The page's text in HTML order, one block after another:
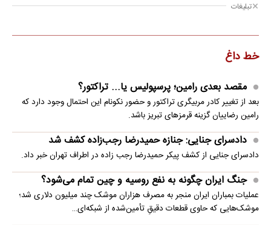
تبلیغات
خط داغ
مقصد بعدی رامین؛ پرسپولیس یا... تراکتور؟
بعد از تغییر کادر مربیگری تراکتور و حضور نکونام این احتمال وجود دارد که
رامین رضاییان گزینه قرمزهای تبریز باشد.
دادسرای جنایی: جنازه حمیدرضا رجب‌زاده کشف شد
دادسرای جنایی از کشف پیکر حمیدرضا رجب زاده در اطراف تهران خبر داد.
جنگ ایران چگونه به نفع روسیه و چین تمام می‌شود؟
عملیات بمباران ایران منجر به مصرف هزاران موشک چند میلیون دلاری شد؛
موشک‌هایی که حاوی قطعات دقیقِ تأمین‌شده از شبکه‌ای…